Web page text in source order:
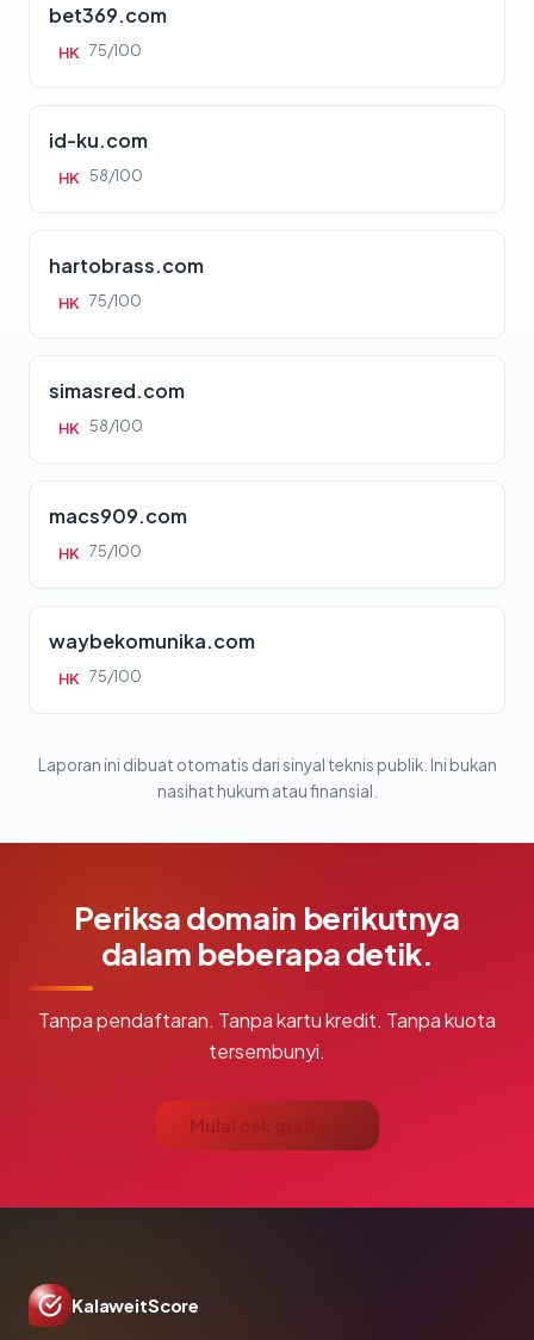
bet369.com
HK 75/100
id-ku.com
HK 58/100
hartobrass.com
HK 75/100
simasred.com
HK 58/100
macs909.com
HK 75/100
waybekomunika.com
HK 75/100
Laporan ini dibuat otomatis dari sinyal teknis publik. Ini bukan
nasihat hukum atau finansial.
Periksa domain berikutnya
dalam beberapa detik.
Tanpa pendaftaran. Tanpa kartu kredit. Tanpa kuota
tersembunyi.
Mulai cek gratis →
KalaweitScore